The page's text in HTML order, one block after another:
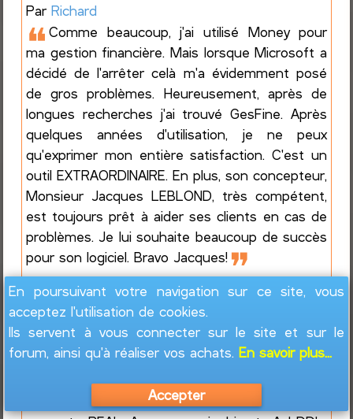
Par Richard
❝ Comme beaucoup, j'ai utilisé Money pour
ma gestion financière. Mais lorsque Microsoft a
décidé de l'arrêter celà m'a évidemment posé
de gros problèmes. Heureusement, après de
longues recherches j'ai trouvé GesFine. Après
quelques années d'utilisation, je ne peux
qu'exprimer mon entière satisfaction. C'est un
outil EXTRAORDINAIRE. En plus, son concepteur,
Monsieur Jacques LEBLOND, très compétent,
est toujours prêt à aider ses clients en cas de
problèmes. Je lui souhaite beaucoup de succès
pour son logiciel. Bravo Jacques!❞
Indispensable !!
ParChristophe
❝ Vu le nombre de comptes différents à
gérer pour un particulier comme moi intéressé
par la finance personnelle (26 comptes:
En poursuivant votre navigation sur ce site, vous
acceptez l'utilisation de cookies.
Ils servent à vous connecter sur le site et sur le
forum, ainsi qu'à réaliser vos achats.En savoir plus...
Accepter